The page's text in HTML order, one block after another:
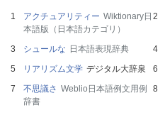
アクチュアリティー Wiktionary日
本語版（日本語カテゴリ）
シュールな 日本語表現辞典
リアリズム文学 デジタル大辞泉
不思議さ Weblio日本語例文用例
辞書